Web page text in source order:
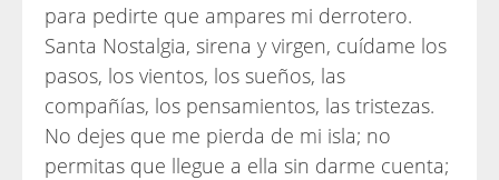
para pedirte que ampares mi derrotero.
Santa Nostalgia, sirena y virgen, cuídame los
pasos, los vientos, los sueños, las
compañías, los pensamientos, las tristezas.
No dejes que me pierda de mi isla; no
permitas que llegue a ella sin darme cuenta;